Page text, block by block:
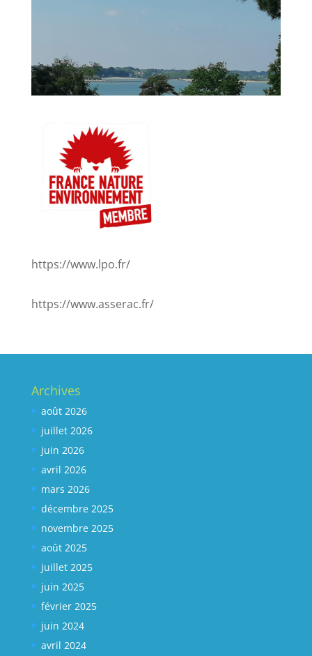
https://www.lpo.fr/
https://www.asserac.fr/
Archives
août 2026
juillet 2026
juin 2026
avril 2026
mars 2026
décembre 2025
novembre 2025
août 2025
juillet 2025
juin 2025
février 2025
juin 2024
avril 2024